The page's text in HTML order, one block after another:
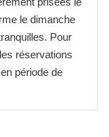
le dimanche
Pour
réservations
période de